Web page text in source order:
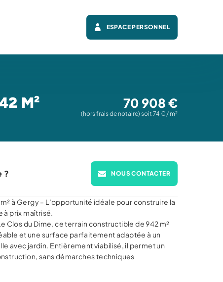
ESPACE PERSONNEL
M² 70 908 €
(hors frais de notaire) soit 74 € / m²
? NOUS CONTACTER
à Gergy – L’opportunité idéale pour construire la
à prix maîtrisé.
Clos du Dime, ce terrain constructible de 942 m²
et une surface parfaitement adaptée à un
avec jardin. Entièrement viabilisé, il permet un
sans démarches techniques